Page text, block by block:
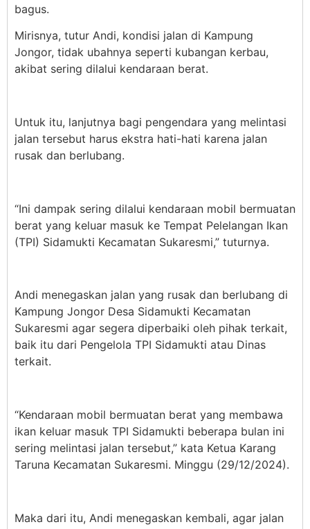
bagus.
Mirisnya, tutur Andi, kondisi jalan di Kampung
Jongor, tidak ubahnya seperti kubangan kerbau,
akibat sering dilalui kendaraan berat.
Untuk itu, lanjutnya bagi pengendara yang melintasi
jalan tersebut harus ekstra hati-hati karena jalan
rusak dan berlubang.
“Ini dampak sering dilalui kendaraan mobil bermuatan
berat yang keluar masuk ke Tempat Pelelangan Ikan
(TPI) Sidamukti Kecamatan Sukaresmi,” tuturnya.
Andi menegaskan jalan yang rusak dan berlubang di
Kampung Jongor Desa Sidamukti Kecamatan
Sukaresmi agar segera diperbaiki oleh pihak terkait,
baik itu dari Pengelola TPI Sidamukti atau Dinas
terkait.
“Kendaraan mobil bermuatan berat yang membawa
ikan keluar masuk TPI Sidamukti beberapa bulan ini
sering melintasi jalan tersebut,” kata Ketua Karang
Taruna Kecamatan Sukaresmi. Minggu (29/12/2024).
Maka dari itu, Andi menegaskan kembali, agar jalan